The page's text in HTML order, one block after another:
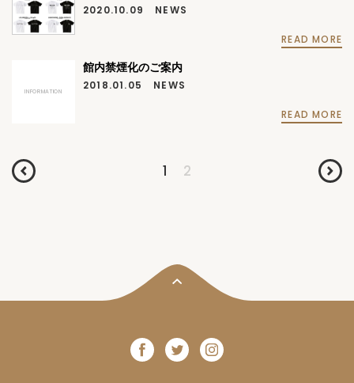
2020.10.09 NEWS
READ MORE
INFORMATION
館内禁煙化のご案内
2018.01.05 NEWS
READ MORE
1 2